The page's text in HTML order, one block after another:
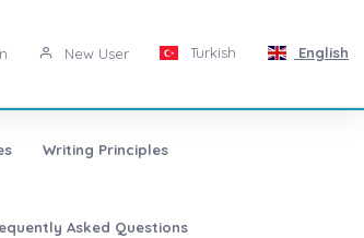
New User Turkish English
Writing Principles
Asked Questions